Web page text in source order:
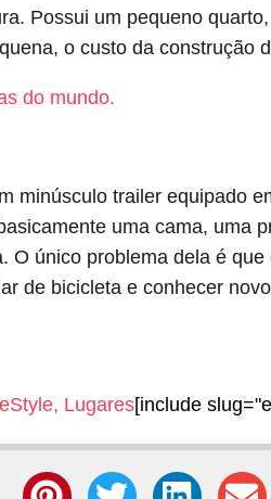
Possui um pequeno
o custo da construção
minúsculo trailer equipado
uma cama, uma
O único problema dela é
de bicicleta e conhecer
, Lugares[include